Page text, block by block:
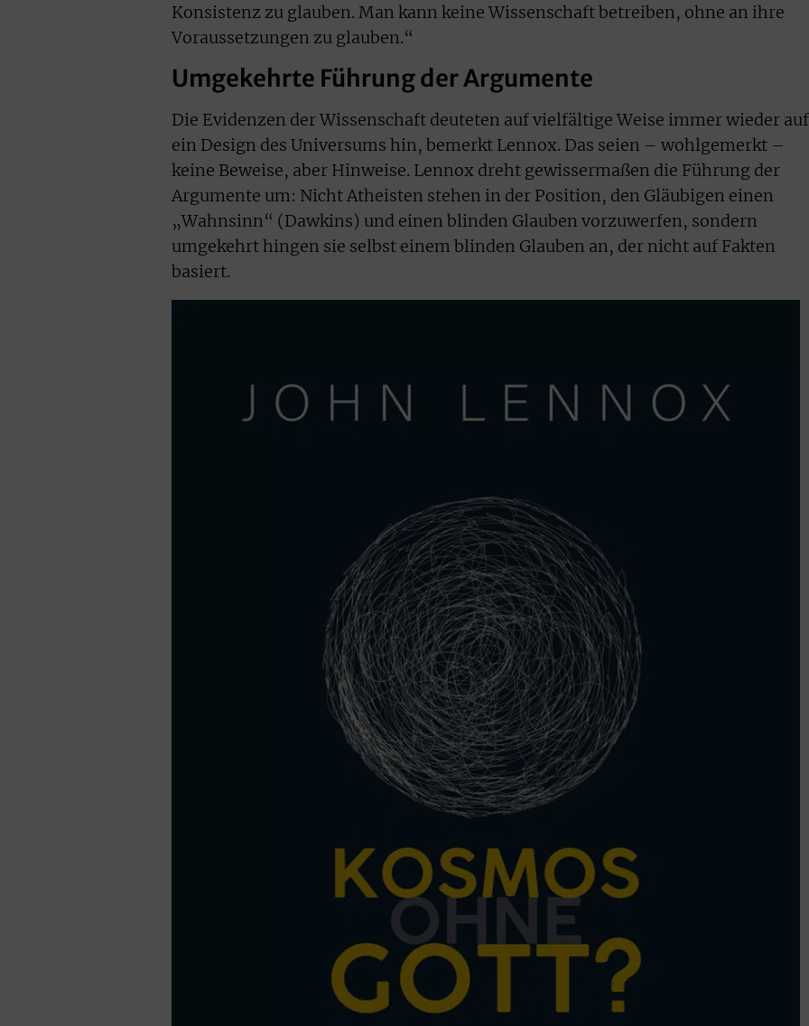
Konsistenz zu glauben. Man kann keine Wissenschaft betreiben, ohne an ihre
Voraussetzungen zu glauben.“
Umgekehrte Führung der Argumente
Die Evidenzen der Wissenschaft deuteten auf vielfältige Weise immer wieder auf
ein Design des Universums hin, bemerkt Lennox. Das seien – wohlgemerkt –
keine Beweise, aber Hinweise. Lennox dreht gewissermaßen die Führung der
Argumente um: Nicht Atheisten stehen in der Position, den Gläubigen einen
„Wahnsinn“ (Dawkins) und einen blinden Glauben vorzuwerfen, sondern
umgekehrt hingen sie selbst einem blinden Glauben an, der nicht auf Fakten
basiert.